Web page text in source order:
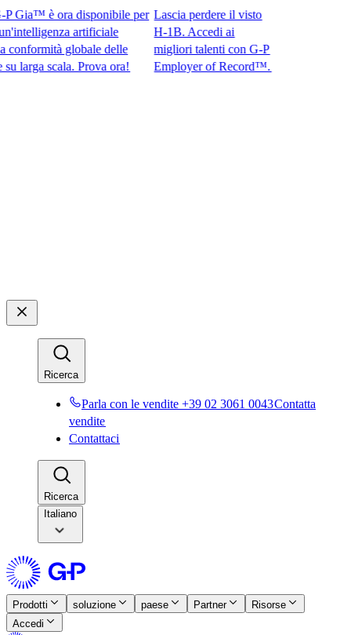
è ora disponibile per
artificiale
globale delle
scala. Prova ora!​​
Lascia perdere il visto
H-1B. Accedi ai
migliori talenti con G-P
Employer of Record™.​​
Ricerca​​
Parla con le vendite +39 02 3061 0043​​Contatta
vendite​​
Contattaci​​
Ricerca​​
Italiano
Prodotti​​ soluzione​​ paese​​ Partner​​
Risorse​​
Accedi​​